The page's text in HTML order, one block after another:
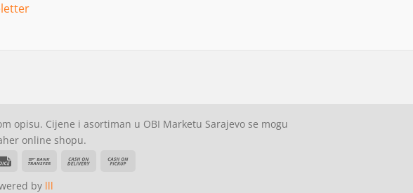
opisu. Cijene i asortiman u OBI Marketu Sarajevo se mogu
online shopu.
Invoice
Bank
Cash
by lll